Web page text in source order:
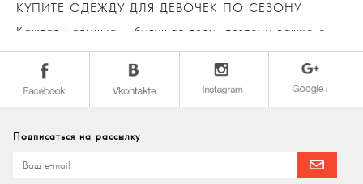
КУПИТЕ ОДЕЖДУ ДЛЯ ДЕВОЧЕК ПО СЕЗОНУ
Каждая малышка – будущая леди, поэтому важно с
официальном сайте TIMBO можно купить одежду для
девочек от 3 лет на любую погоду:
Зима. В холодное время каждый наряд должен быть
не сковывает движения во время игр и прогулок,
выглядит опрятно и нарядно. Юные леди и их
родители непременно оценят джемперы, куртки и
Подписаться на рассылку